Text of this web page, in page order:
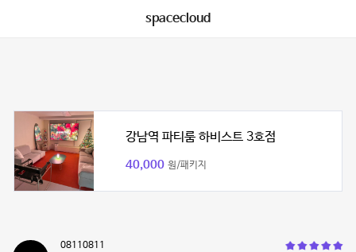
spacecloud
강남역 파티룸 하비스트 3호점
40,000 원/패키지
08110811